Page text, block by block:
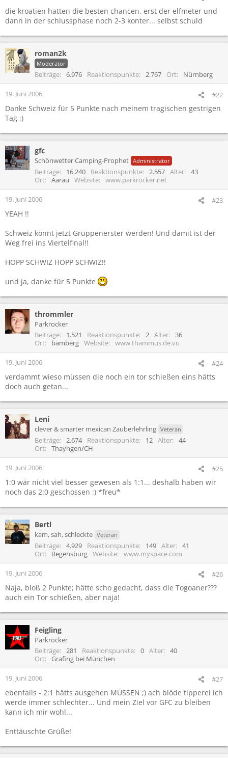
die kroatien hatten die besten chancen. erst der elfmeter und
dann in der schlussphase noch 2-3 konter... selbst schuld
roman2k
Moderator
Beiträge 6.976 Reaktionspunkte 2.767 Ort Nürnberg
19. Juni 2006 #22
Danke Schweiz für 5 Punkte nach meinem tragischen gestrigen
Tag ;)
gfc
Schönwetter Camping-Prophet Administrator
Beiträge 16.240 Reaktionspunkte 2.557 Alter
43
Ort
Aarau Website www.parkrocker.net
19. Juni 2006 #23
YEAH !!
Schweiz könnt jetzt Gruppenerster werden! Und damit ist der
Weg frei ins Viertelfinal!!
HOPP SCHWIZ HOPP SCHWIZ!!
und ja, danke für 5 Punkte
thrommler
Parkrocker
Beiträge
1.521 Reaktionspunkte 2 Alter
36
Ort
bamberg Website www.thammus.de.vu
19. Juni 2006 #24
verdammt wieso müssen die noch ein tor schießen eins hätts
doch auch getan...
Leni
clever & smarter mexican Zauberlehrling Veteran
Beiträge 2.674 Reaktionspunkte 12 Alter
44
Ort
Thayngen/CH
19. Juni 2006 #25
1:0 wär nicht viel besser gewesen als 1:1... deshalb haben wir
noch das 2:0 geschossen :) *freu*
Bertl
kam, sah, schleckte Veteran
Beiträge 4.929 Reaktionspunkte 149 Alter
41
Ort
Regensburg Website www.myspace.com
19. Juni 2006 #26
Naja, bloß 2 Punkte; hätte scho gedacht, dass die Togoaner???
auch ein Tor schießen, aber naja!
Feigling
Parkrocker
Beiträge
281 Reaktionspunkte 0 Alter
40
Ort
Grafing bei München
19. Juni 2006 #27
ebenfalls - 2:1 hätts ausgehen MÜSSEN ;) ach blöde tipperei ich
werde immer schlechter... Und mein Ziel vor GFC zu bleiben
kann ich mir wohl...
Enttäuschte Grüße!